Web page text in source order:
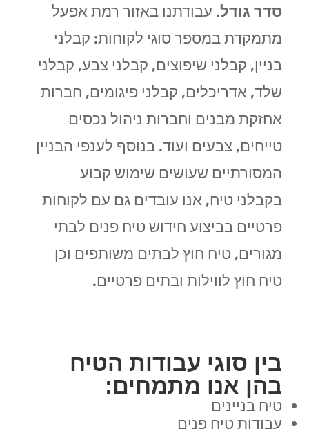
סדר גודל. עבודתנו באזור רמת אפעל
מתמקדת במספר סוגי לקוחות: קבלני
בניין, קבלני שיפוצים, קבלני צבע, קבלני
שלד, אדריכלים, קבלני פיגומים, חברות
אחזקת מבנים וחברות ניהול נכסים
טייחים, צבעים ועוד. בנוסף לענפי הבניין
המסורתיים שעושים שימוש קבוע
בקבלני טיח, אנו עובדים גם עם לקוחות
פרטיים בביצוע חידוש טיח פנים לבתי
מגורים, טיח חוץ לבתים משותפים וכן
טיח חוץ לווילות ובתים פרטיים.
בין סוגי עבודות הטיח
בהן אנו מתמחים:
טיח בניינים
עבודות טיח פנים